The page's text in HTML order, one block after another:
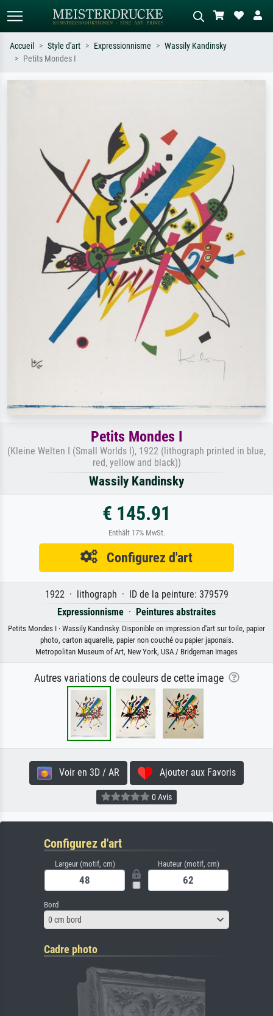
Accueil Style d'art Expressionnisme
Wassily Kandinsky
Petits Mondes I
Petits Mondes I
(Kleine Welten I (Small Worlds I), 1922 (lithograph printed in blue,
red, yellow and black))
Wassily Kandinsky
€ 145.91
Enthält 17% MwSt.
Configurez d'art
1922 · lithograph · ID de la peinture: 379579
Expressionnisme · Peintures abstraites
Petits Mondes I · Wassily Kandinsky. Disponible en impression d'art sur toile, papier
photo, carton aquarelle, papier non couché ou papier japonais.
Metropolitan Museum of Art, New York, USA / Bridgeman Images
Autres variations de couleurs de cette image
Voir en 3D / AR Ajouter aux Favoris
0 Avis
Configurez d'art
Largeur (motif, cm) Hauteur (motif, cm)
Bord
0 cm bord
Cadre photo